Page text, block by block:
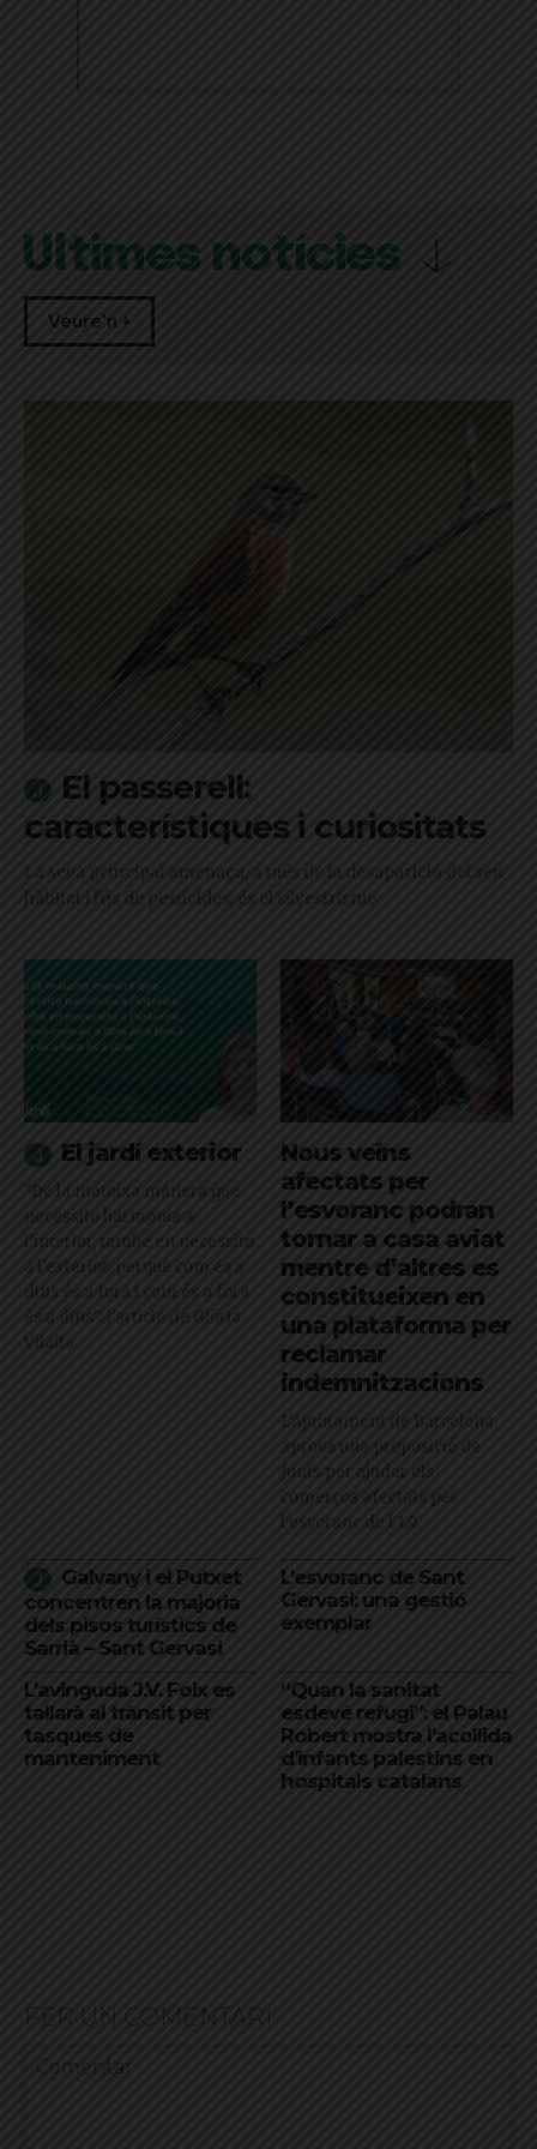
Últimes notícies
Veure'n +
El passerell:
característiques i curiositats
La seva principal amenaça, a més de la desaparició del seu
hàbitat i l'ús de pesticides, és el silvestrisme
El jardí exterior
"De la mateixa manera que
necessito harmonia a
l’interior, també en necessito
a l’exterior, perquè com és a
dins és a fora i com és a fora
és a dins": l'article de Glòria
Vilalta
Nous veïns
afectats per
l’esvoranc podran
tornar a casa aviat
mentre d’altres es
constitueixen en
una plataforma per
reclamar
indemnitzacions
L’Ajuntament de Barcelona
aprova una proposició de
Junts per ajudar els
comerços afectats per
l'esvoranc de l'L9
Galvany i el Putxet
concentren la majoria
dels pisos turístics de
Sarrià – Sant Gervasi
L’esvoranc de Sant
Gervasi: una gestió
exemplar
L’avinguda J.V. Foix es
tallarà al trànsit per
tasques de
manteniment
“Quan la sanitat
esdevé refugi”: el Palau
Robert mostra l’acollida
d’infants palestins en
hospitals catalans
FER UN COMENTARI